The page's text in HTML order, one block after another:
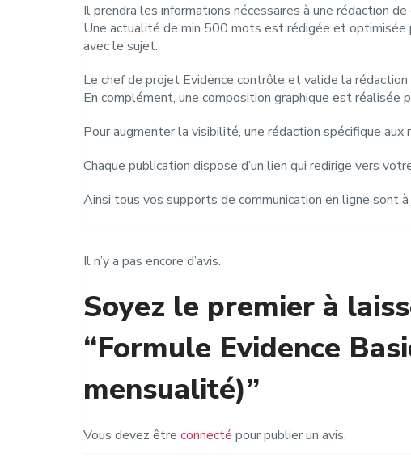
Il prendra les informations nécessaires à une rédaction
Une actualité de min 500 mots est rédigée et
avec le sujet.
Le chef de projet Evidence contrôle et valide la
En complément, une composition graphique est
Pour augmenter la visibilité, une rédaction spécifique
Chaque publication dispose d’un lien qui redirige vers
Ainsi tous vos supports de communication en ligne sont
Il n’y a pas encore d’avis.
Soyez le premier à
“Formule Evidence
mensualité)”
Vous devez être connecté pour publier un avis.